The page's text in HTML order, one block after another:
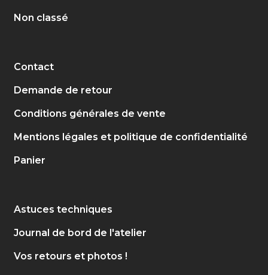
Non classé
Contact
Demande de retour
Conditions générales de vente
Mentions légales et politique de confidentialité
Panier
Astuces techniques
Journal de bord de l'atelier
Vos retours et photos !